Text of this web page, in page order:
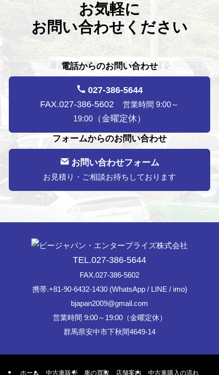
お気軽に
お問い合わせください
電話からのお問い合わせ
027-386-5644
FAX.027-386-5602 営業時間 9:00～
19:00 （金曜定休）
フォームからのお問い合わせ
お問い合わせフォーム
お見積り・ご相談お待ちしております
TEL.027-386-5644
FAX.027-386-5602
携帯.+81-90-6432-1430 (WhatsApp / LINE / imo)
bjapan2009@gmail.com
営業時間 9:00～19:00（金曜定休）
群馬県安中市下秋間4649-14
ホーム 中古車販売 車の買取 店舗案内 中古車購入の流れ